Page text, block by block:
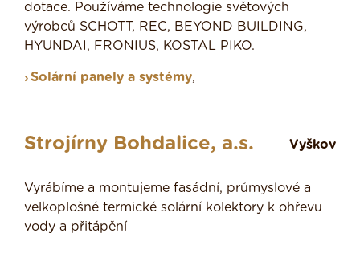
dotace. Používáme technologie světových
výrobců SCHOTT, REC, BEYOND BUILDING,
HYUNDAI, FRONIUS, KOSTAL PIKO.
Solární panely a systémy,
Strojírny Bohdalice, a.s. Vyškov
Vyrábíme a montujeme fasádní, průmyslové a
velkoplošné termické solární kolektory k ohřevu
vody a přitápění